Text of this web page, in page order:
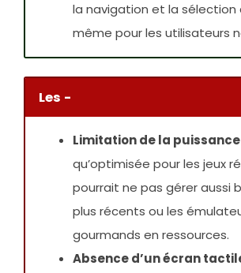
la navigation et la sélection
même pour les utilisateurs
Les -
Limitation de la puissance
qu’optimisée pour les jeux
pourrait ne pas gérer aussi
plus récents ou les
gourmands en ressources.
Absence d’un écran